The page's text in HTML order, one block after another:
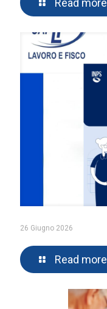
Read more
26 Giugno 2026
Read more